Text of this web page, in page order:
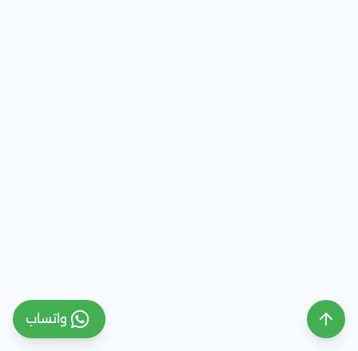
واتساب